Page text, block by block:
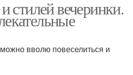
стилей вечеринки.
вволю повеселиться и